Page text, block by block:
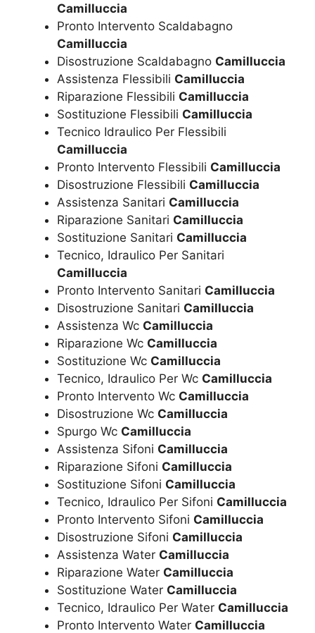
Camilluccia
Pronto Intervento Scaldabagno
Camilluccia
Disostruzione Scaldabagno Camilluccia
Assistenza Flessibili Camilluccia
Riparazione Flessibili Camilluccia
Sostituzione Flessibili Camilluccia
Tecnico Idraulico Per Flessibili
Camilluccia
Pronto Intervento Flessibili Camilluccia
Disostruzione Flessibili Camilluccia
Assistenza Sanitari Camilluccia
Riparazione Sanitari Camilluccia
Sostituzione Sanitari Camilluccia
Tecnico, Idraulico Per Sanitari
Camilluccia
Pronto Intervento Sanitari Camilluccia
Disostruzione Sanitari Camilluccia
Assistenza Wc Camilluccia
Riparazione Wc Camilluccia
Sostituzione Wc Camilluccia
Tecnico, Idraulico Per Wc Camilluccia
Pronto Intervento Wc Camilluccia
Disostruzione Wc Camilluccia
Spurgo Wc Camilluccia
Assistenza Sifoni Camilluccia
Riparazione Sifoni Camilluccia
Sostituzione Sifoni Camilluccia
Tecnico, Idraulico Per Sifoni Camilluccia
Pronto Intervento Sifoni Camilluccia
Disostruzione Sifoni Camilluccia
Assistenza Water Camilluccia
Riparazione Water Camilluccia
Sostituzione Water Camilluccia
Tecnico, Idraulico Per Water Camilluccia
Pronto Intervento Water Camilluccia